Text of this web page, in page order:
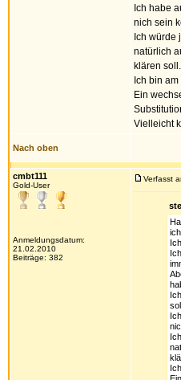
Ich habe
nich sein
Ich würde
natürlich
klären
Ich bin
Ein
Vielleicht
Nach oben
cmbt111
Gold-User
Anmeldungsdatum:
21.02.2010
Beiträge: 382
Verfasst